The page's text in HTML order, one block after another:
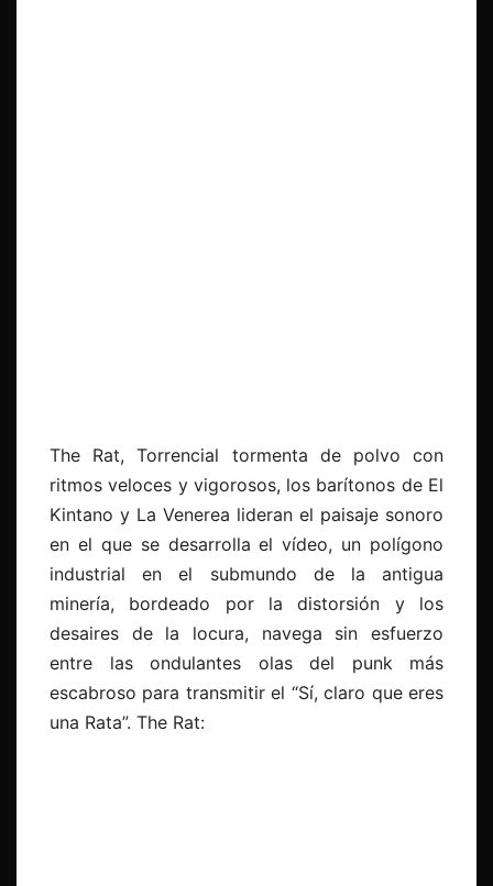
The Rat, Torrencial tormenta de polvo con
ritmos veloces y vigorosos, los barítonos de El
Kintano y La Venerea lideran el paisaje sonoro
en el que se desarrolla el vídeo, un polígono
industrial en el submundo de la antigua
minería, bordeado por la distorsión y los
desaires de la locura, navega sin esfuerzo
entre las ondulantes olas del punk más
escabroso para transmitir el “Sí, claro que eres
una Rata”. The Rat: